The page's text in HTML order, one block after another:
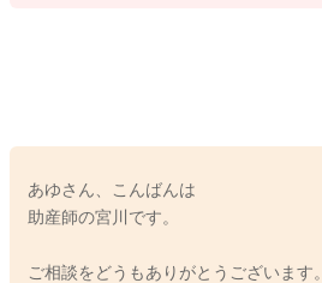
あゆさん、こんばんは
助産師の宮川です。
ご相談をどうもありがとうございます。